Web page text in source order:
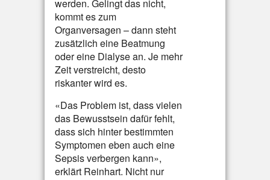
werden. Gelingt das nicht,
kommt es zum
Organversagen – dann steht
zusätzlich eine Beatmung
oder eine Dialyse an. Je mehr
Zeit verstreicht, desto
riskanter wird es.
«Das Problem ist, dass vielen
das Bewusstsein dafür fehlt,
dass sich hinter bestimmten
Symptomen eben auch eine
Sepsis verbergen kann»,
erklärt Reinhart. Nicht nur